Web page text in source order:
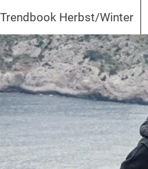
Trendbook Herbst/Winter